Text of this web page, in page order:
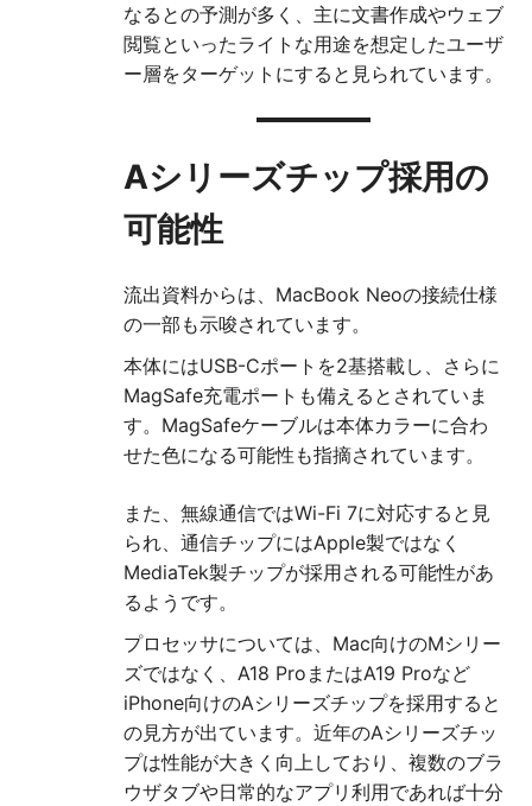
なるとの予測が多く、主に文書作成やウェブ
閲覧といったライトな用途を想定したユーザ
ー層をターゲットにすると見られています。
Aシリーズチップ採用の
可能性
流出資料からは、MacBook Neoの接続仕様
の一部も示唆されています。
本体にはUSB-Cポートを2基搭載し、さらに
MagSafe充電ポートも備えるとされていま
す。MagSafeケーブルは本体カラーに合わ
せた色になる可能性も指摘されています。
また、無線通信ではWi-Fi 7に対応すると見
られ、通信チップにはApple製ではなく
MediaTek製チップが採用される可能性があ
るようです。
プロセッサについては、Mac向けのMシリー
ズではなく、A18 ProまたはA19 Proなど
iPhone向けのAシリーズチップを採用すると
の見方が出ています。近年のAシリーズチッ
プは性能が大きく向上しており、複数のブラ
ウザタブや日常的なアプリ利用であれば十分